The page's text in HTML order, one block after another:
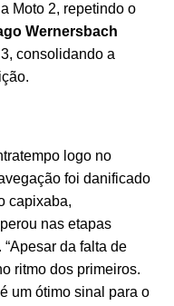
Moto 2, repetindo o
Wernersbach
consolidando a
logo no
foi danificado
capixaba,
nas etapas
da falta de
ritmo dos primeiros.
um ótimo sinal para o